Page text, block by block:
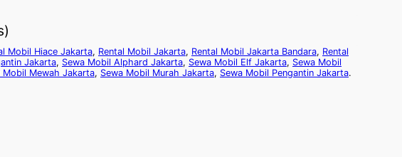
Mobil Hiace Jakarta, Rental Mobil Jakarta, Rental Mobil Jakarta Bandara, Rental
Jakarta, Sewa Mobil Alphard Jakarta, Sewa Mobil Elf Jakarta, Sewa Mobil
Mobil Mewah Jakarta, Sewa Mobil Murah Jakarta, Sewa Mobil Pengantin Jakarta.